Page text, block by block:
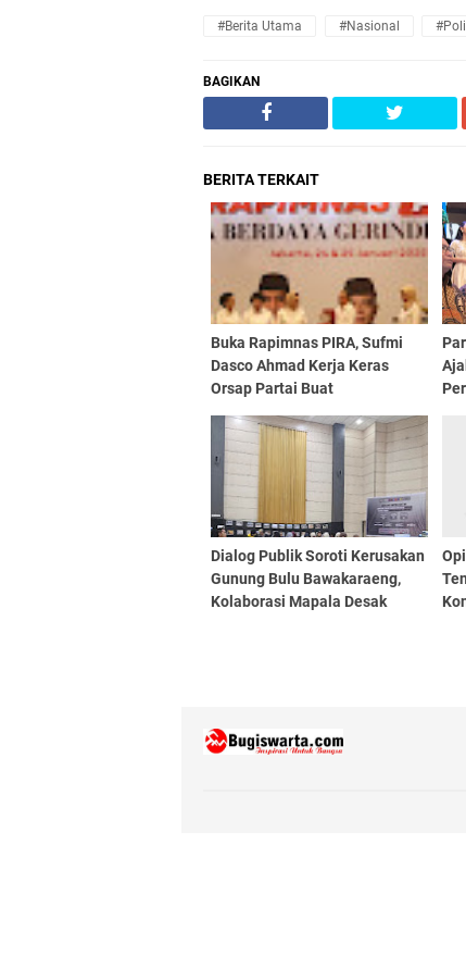
#Berita Utama #Nasional
BAGIKAN
BERITA TERKAIT
Buka Rapimnas PIRA, Sufmi
Dasco Ahmad Kerja Keras
Orsap Partai Buat
Gerindra Semakin Tinggi
Dialog Publik Soroti Kerusakan
Gunung Bulu Bawakaraeng,
Kolaborasi Mapala Desak